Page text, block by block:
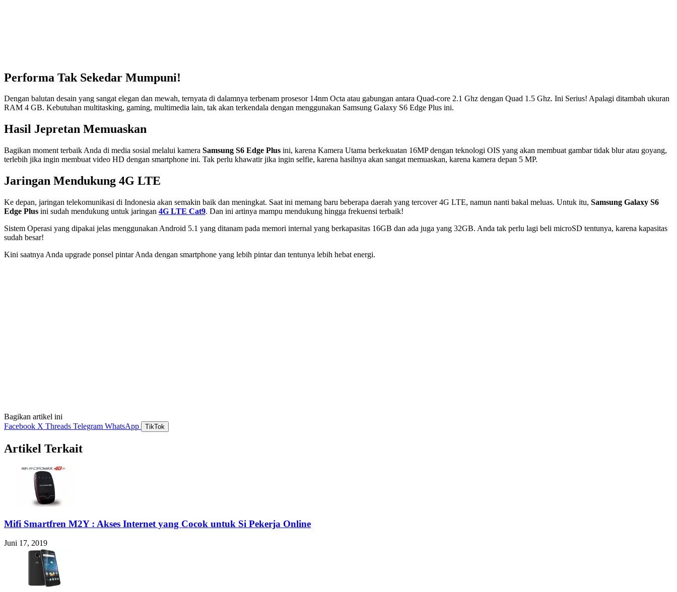
Performa Tak Sekedar Mumpuni!
Dengan balutan desain yang sangat elegan dan mewah, ternyata di dalamnya terbenam prosesor 14nm Octa atau gabungan antara Quad-core 2.1 Ghz dengan Quad 1.5 Ghz. Ini Serius! Apalagi ditambah ukuran
RAM 4 GB. Kebutuhan multitasking, gaming, multimedia lain, tak akan terkendala dengan menggunakan Samsung Galaxy S6 Edge Plus ini.
Hasil Jepretan Memuaskan
Bagikan moment terbaik Anda di media sosial melalui kamera Samsung S6 Edge Plus ini, karena Kamera Utama berkekuatan 16MP dengan teknologi OIS yang akan membuat gambar tidak blur atau goyang,
terlebih jika ingin membuat video HD dengan smartphone ini. Tak perlu khawatir jika ingin selfie, karena hasilnya akan sangat memuaskan, karena kamera depan 5 MP.
Jaringan Mendukung 4G LTE
Ke depan, jaringan telekomunikasi di Indonesia akan semakin baik dan meningkat. Saat ini memang baru beberapa daerah yang tercover 4G LTE, namun nanti bakal meluas. Untuk itu, Samsung Galaxy S6
Edge Plus ini sudah mendukung untuk jaringan 4G LTE Cat9. Dan ini artinya mampu mendukung hingga frekuensi terbaik!
Sistem Operasi yang dipakai jelas menggunakan Android 5.1 yang ditanam pada memori internal yang berkapasitas 16GB dan ada juga yang 32GB. Anda tak perlu lagi beli microSD tentunya, karena kapasitas
sudah besar!
Kini saatnya Anda upgrade ponsel pintar Anda dengan smartphone yang lebih pintar dan tentunya lebih hebat energi.
Bagikan artikel ini
Facebook X Threads Telegram WhatsApp TikTok
Artikel Terkait
Mifi Smartfren M2Y : Akses Internet yang Cocok untuk Si Pekerja Online
Juni 17, 2019